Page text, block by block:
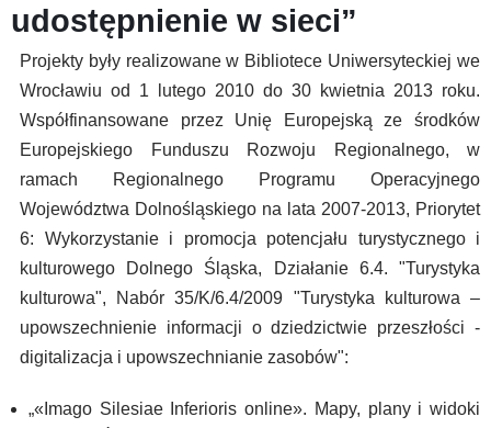
udostępnienie w sieci”
Projekty były realizowane w Bibliotece Uniwersyteckiej we
Wrocławiu od 1 lutego 2010 do 30 kwietnia 2013 roku.
Współfinansowane przez Unię Europejską ze środków
Europejskiego Funduszu Rozwoju Regionalnego, w
ramach Regionalnego Programu Operacyjnego
Województwa Dolnośląskiego na lata 2007-2013, Priorytet
6: Wykorzystanie i promocja potencjału turystycznego i
kulturowego Dolnego Śląska, Działanie 6.4. "Turystyka
kulturowa", Nabór 35/K/6.4/2009 "Turystyka kulturowa –
upowszechnienie informacji o dziedzictwie przeszłości -
digitalizacja i upowszechnianie zasobów":
„«Imago Silesiae Inferioris online». Mapy, plany i widoki